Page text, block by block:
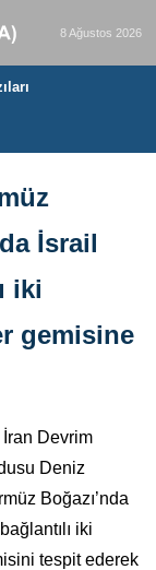
8 Ağustos 2026
İsrail
iki
gemisine
Devrim
Deniz
Boğazı’nda
iki
tespit ederek